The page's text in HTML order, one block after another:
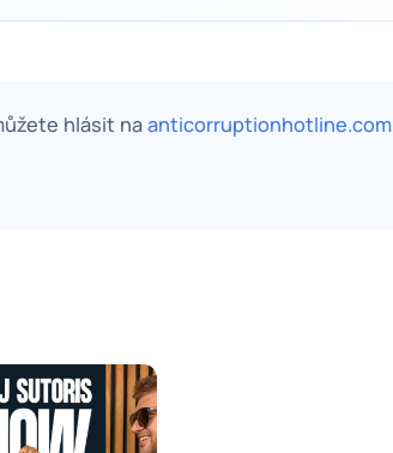
hlásit naanticorruptionhotline.com